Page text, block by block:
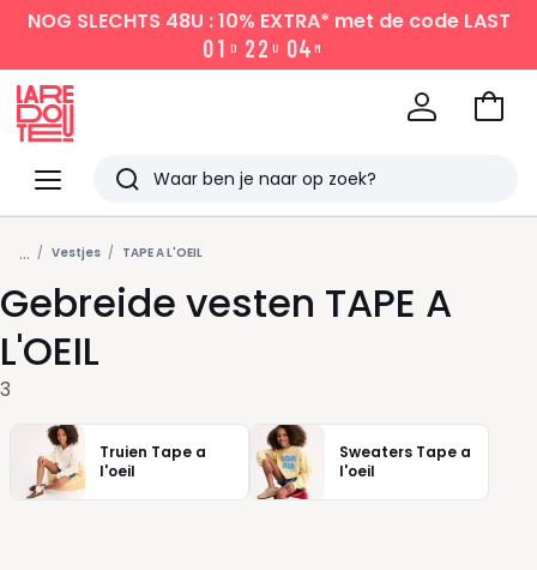
NOG SLECHTS 48U : 10% EXTRA* met de code LAST
01 D 22 U 04 M
Menu
Redoute
Zoeken
Laatst
bekeken
Naar
... Vestjes TAPE A L'OEIL
Gebreide vesten TAPE A
L'OEIL
3
Truien Tape a
l'oeil
Sweaters Tape a
l'oeil